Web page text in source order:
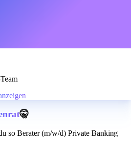
🤫
so Berater (m/w/d) Private Banking